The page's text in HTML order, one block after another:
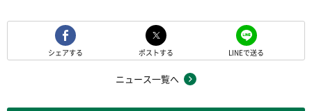
シェアする ポストする LINEで送る
ニュース一覧へ